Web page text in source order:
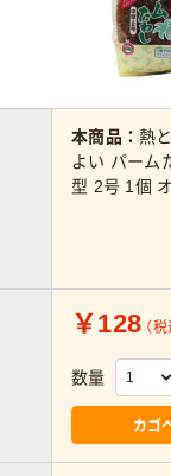
本商品：熱
よい パーム
型 2号 1個
￥128 （税
数量
カゴ